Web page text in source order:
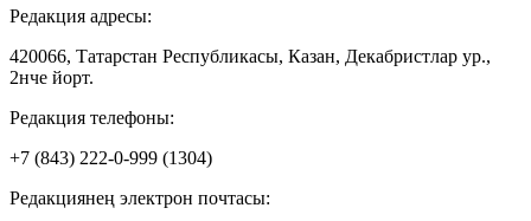
Редакция адресы:
420066, Татарстан Республикасы, Казан, Декабристлар ур.,
2нче йорт.
Редакция телефоны:
+7 (843) 222-0-999 (1304)
Редакциянең электрон почтасы: